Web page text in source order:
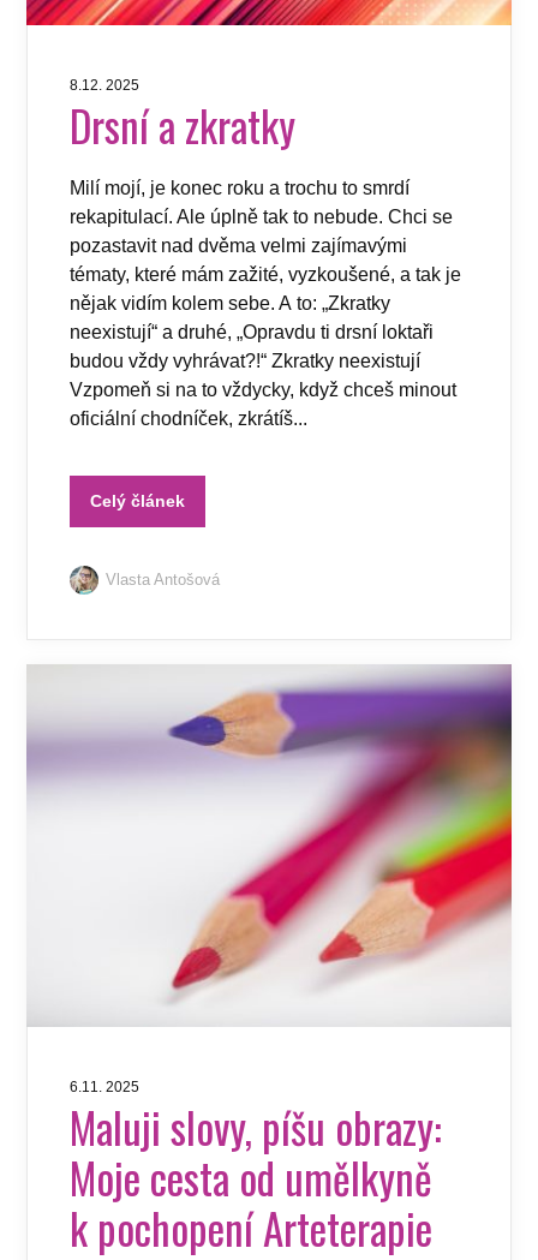
8.12. 2025
Drsní a zkratky
Milí mojí, je konec roku a trochu to smrdí
rekapitulací. Ale úplně tak to nebude. Chci se
pozastavit nad dvěma velmi zajímavými
tématy, které mám zažité, vyzkoušené, a tak je
nějak vidím kolem sebe. A to: „Zkratky
neexistují“ a druhé, „Opravdu ti drsní loktaři
budou vždy vyhrávat?!“ Zkratky neexistují
Vzpomeň si na to vždycky, když chceš minout
oficiální chodníček, zkrátíš...
Celý článek
Vlasta Antošová
6.11. 2025
Maluji slovy, píšu obrazy:
Moje cesta od umělkyně
k pochopení Arteterapie